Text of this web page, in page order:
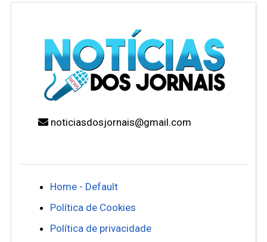
noticiasdosjornais@gmail.com
Home - Default
Política de Cookies
Política de privacidade